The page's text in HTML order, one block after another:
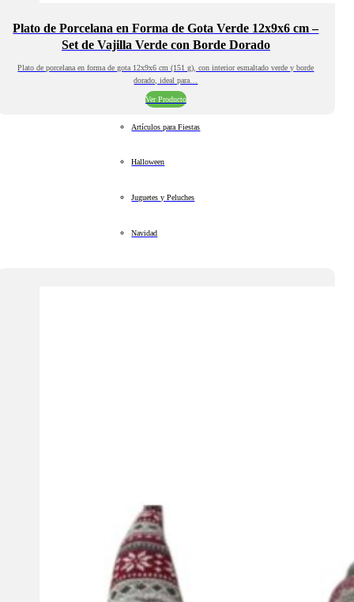
Plato de Porcelana en Forma de Gota Verde 12x9x6 cm –
Set de Vajilla Verde con Borde Dorado
Plato de porcelana en forma de gota 12x9x6 cm (151 g), con interior esmaltado verde y borde
dorado, ideal para…
Ver Producto
Artículos para Fiestas
Halloween
Juguetes y Peluches
Navidad